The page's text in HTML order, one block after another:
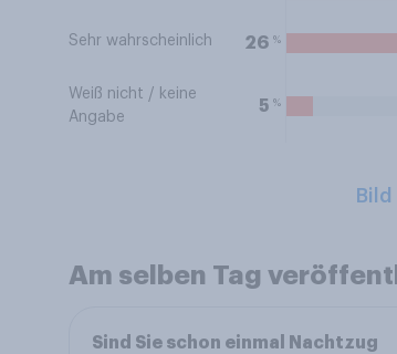
Sehr wahrscheinlich 26 %
Weiß nicht / keine
Angabe
5 %
Am selben Tag
Sind Sie schon einmal Nachtzug